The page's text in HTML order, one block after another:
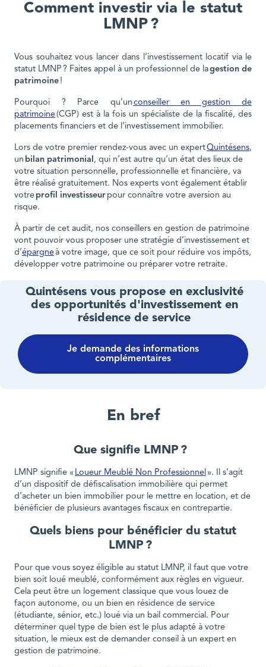
Comment investir via le statut
LMNP ?
Vous souhaitez vous lancer dans l’investissement locatif via le
statut LMNP ? Faites appel à un professionnel de lagestion de
patrimoine !
Pourquoi ? Parce qu’un conseiller en gestion de
patrimoine(CGP) est à la fois un spécialiste de la fiscalité, des
placements financiers et de l’investissement immobilier.
Lors de votre premier rendez-vous avec un expertQuintésens,
un bilan patrimonial , qui n’est autre qu’un état des lieux de
votre situation personnelle, professionnelle et financière, va
être réalisé gratuitement. Nos experts vont également établir
votre profil investisseur pour connaître votre aversion au
risque.
À partir de cet audit, nos conseillers en gestion de patrimoine
vont pouvoir vous proposer une stratégie d’investissement et
d’épargneà votre image, que ce soit pour réduire vos impôts,
développer votre patrimoine ou préparer votre retraite.
Quintésens vous propose en exclusivité
des opportunités d'investissement en
résidence de service
Je demande des informations
complémentaires
En bref
Que signifie LMNP ?
LMNP signifie « Loueur Meublé Non Professionnel ». Il s’agit
d’un dispositif de défiscalisation immobilière qui permet
d’acheter un bien immobilier pour le mettre en location, et de
bénéficier de plusieurs avantages fiscaux en contrepartie.
Quels biens pour bénéficier du statut
LMNP ?
Pour que vous soyez éligible au statut LMNP, il faut que votre
bien soit loué meublé, conformément aux règles en vigueur.
Cela peut être un logement classique que vous louez de
façon autonome, ou un bien en résidence de service
(étudiante, sénior, etc.) loué via un bail commercial. Pour
déterminer quel type de bien est le plus adapté à votre
situation, le mieux est de demander conseil à un expert en
gestion de patrimoine.